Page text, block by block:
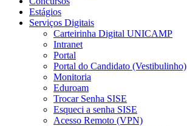
Estágios
Serviços Digitais
Carteirinha Digital UNICAMP
Intranet
Portal
Portal do Candidato (Vestibulinho)
Monitoria
Eduroam
Trocar Senha SISE
Esqueci a senha SISE
Acesso Remoto (VPN)